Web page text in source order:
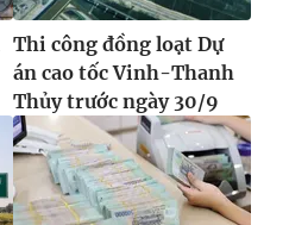
Thi công đồng loạt Dự
án cao tốc Vinh-Thanh
Thủy trước ngày 30/9